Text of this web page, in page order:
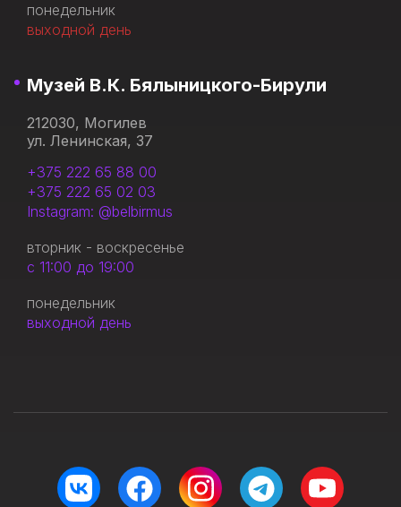
понедельник
выходной день
Музей В.К. Бялыницкого-Бирули
212030, Могилев
ул. Ленинская, 37
+375 222 65 88 00
+375 222 65 02 03
Instagram: @belbirmus
вторник - воскресенье
с 11:00 до 19:00
понедельник
выходной день